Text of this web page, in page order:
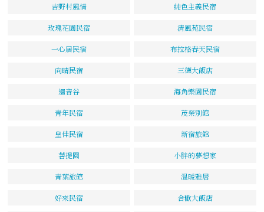
吉野村風情 純色主義民宿
玫瑰花園民宿 清風苑民宿
一心居民宿 布拉格春天民宿
向晴民宿 三德大飯店
迴音谷 海角樂園民宿
青年民宿 茂榮別館
皇佳民宿 新宿旅館
菩提園 小胖的夢想家
青葉旅館 溫暖雅居
好來民宿 合歡大飯店